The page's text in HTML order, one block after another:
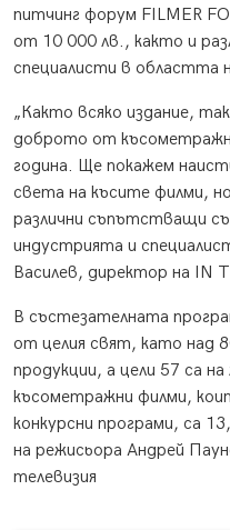
питчинг форум FILMER
от 10 000 лв., както и
специалисти в областта
„Както всяко издание,
доброто от
година. Ще покажем
света на късите филми,
различни съпътстващи
индустрията и
Василев, директор на IN
В състезателната
от целия свят, като над
продукции, а цели 57 са
късометражни филми,
конкурсни програми, са
на режисьора Андрей
телевизия